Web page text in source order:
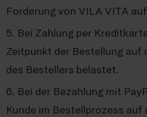
Forderung von VILA VITA
5. Bei Zahlung per
Zeitpunkt der Bestellung
des Bestellers belastet.
6. Bei der Bezahlung mit
Kunde im Bestellprozess auf